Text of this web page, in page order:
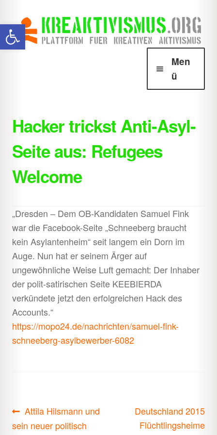
Werkzeugleiste öffnen Zur
Navigation
springen
Zum
Inhalt
springen
Men
ü
öffnen
Howtos
Downloads
Shop
Hacker trickst Anti-Asyl-
Seite aus: Refugees
Welcome
„Dresden – Dem OB-Kandidaten Samuel Fink
war die Facebook-Seite „Schneeberg braucht
kein Asylantenheim“ seit langem ein Dorn im
Auge. Nun hat er seinem Ärger auf
ungewöhnliche Weise Luft gemacht: Der Inhaber
der polit-satirischen Seite KEEBIERDA
verkündete jetzt den erfolgreichen Hack des
Accounts.“
https://mopo24.de/nachrichten/samuel-fink-
schneeberg-asylbewerber-6082
Beitragsnavigation
Vorheriger
Beitrag:
Attila Hilsmann und
sein neuer politisch
Nächster
Beitrag:
Deutschland 2015
Flüchtlingsheime